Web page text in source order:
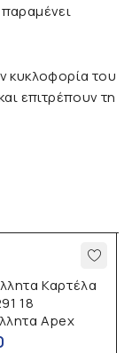
κυκλοφορία του
επιτρέπουν τη
Καρτέλα
18
Apex